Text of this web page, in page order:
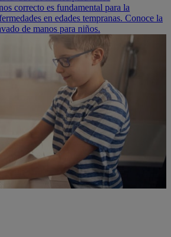
correcto es fundamental para la
en edades tempranas. Conoce la
de manos para niños.